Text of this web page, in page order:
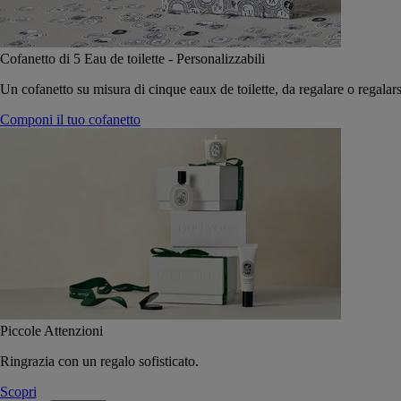
Cofanetto di 5 Eau de toilette - Personalizzabili
Un cofanetto su misura di cinque eaux de toilette, da regalare o
Componi il tuo cofanetto
Piccole Attenzioni
Ringrazia con un regalo sofisticato.
Scopri